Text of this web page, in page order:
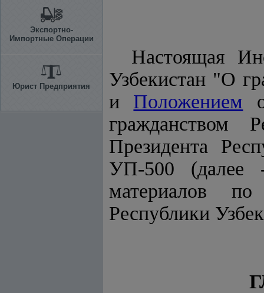
Экспортно-
Импортные Операции
Юрист Предприятия
Настоящая
Узбекистан "О
и Положением
гражданством
Президента
УП-500 (далее -
материалов
Республики